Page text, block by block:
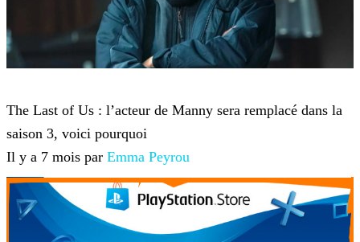
The Last of Us : l’acteur de Manny sera remplacé dans la
saison 3, voici pourquoi
Il y a 7 mois par Emma Peyrou